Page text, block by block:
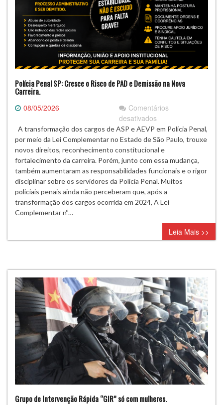
Polícia Penal SP: Cresce o Risco de PAD e Demissão na Nova
Carreira.
08/05/2026
Comentários
desativadosem
Polícia
Penal
SP:
Cresce
o
Risco
de
PAD
Demissão
Nova
A transformação dos cargos de ASP e AEVP em Polícia Penal,
por meio da Lei Complementar no Estado de São Paulo, trouxe
novos direitos, reconhecimento constitucional e
fortalecimento da carreira. Porém, junto com essa mudança,
também aumentaram as responsabilidades funcionais e o rigor
disciplinar sobre os servidores da Polícia Penal. Muitos
policiais penais ainda não perceberam que, após a
transformação dos cargos ocorrida em 2024, A Lei
Complementar nº…
Leia Mais >>
Grupo de Intervenção Rápida “GIR” só com mulheres.